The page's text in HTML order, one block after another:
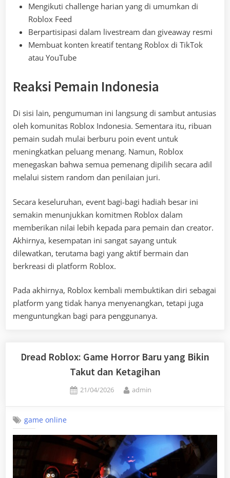
Mengikuti challenge harian yang di umumkan di
Roblox Feed
Berpartisipasi dalam livestream dan giveaway resmi
Membuat konten kreatif tentang Roblox di TikTok
atau YouTube
Reaksi Pemain Indonesia
Di sisi lain, pengumuman ini langsung di sambut antusias
oleh komunitas Roblox Indonesia. Sementara itu, ribuan
pemain sudah mulai berburu poin event untuk
meningkatkan peluang menang. Namun, Roblox
menegaskan bahwa semua pemenang dipilih secara adil
melalui sistem random dan penilaian juri.
Secara keseluruhan, event bagi-bagi hadiah besar ini
semakin menunjukkan komitmen Roblox dalam
memberikan nilai lebih kepada para pemain dan creator.
Akhirnya, kesempatan ini sangat sayang untuk
dilewatkan, terutama bagi yang aktif bermain dan
berkreasi di platform Roblox.
Pada akhirnya, Roblox kembali membuktikan diri sebagai
platform yang tidak hanya menyenangkan, tetapi juga
menguntungkan bagi para penggunanya.
Dread Roblox: Game Horror Baru yang Bikin
Takut dan Ketagihan
Posted
21/04/2026 By
admin
game online